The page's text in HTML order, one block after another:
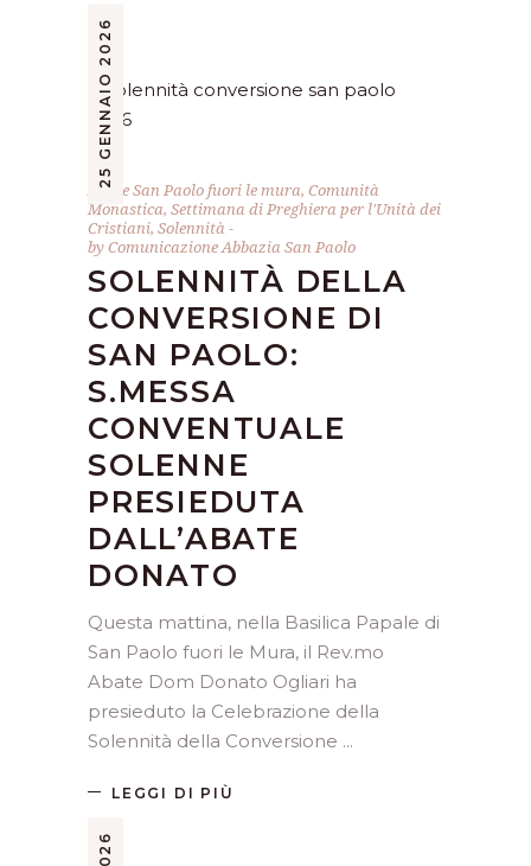
25 GENNAIO 2026
Abate San Paolo fuori le mura, Comunità
Monastica, Settimana di Preghiera per l'Unità dei
Cristiani, Solennità
byComunicazione Abbazia San Paolo
SOLENNITÀ DELLA
CONVERSIONE DI
SAN PAOLO:
S.MESSA
CONVENTUALE
SOLENNE
PRESIEDUTA
DALL’ABATE
DONATO
Questa mattina, nella Basilica Papale di
San Paolo fuori le Mura, il Rev.mo
Abate Dom Donato Ogliari ha
presieduto la Celebrazione della
Solennità della Conversione
LEGGI DI PIÙ